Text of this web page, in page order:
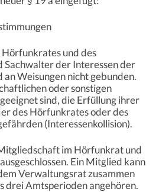
und des
Sachwalter der Interessen der
an Weisungen nicht gebunden.
oder sonstigen
sind, die Erfüllung ihrer
des Hörfunkrates oder des
(Interessenkollision).
im Hörfunkrat und
Ein Mitglied kann
Verwaltungsrat zusammen
drei Amtsperioden angehören.